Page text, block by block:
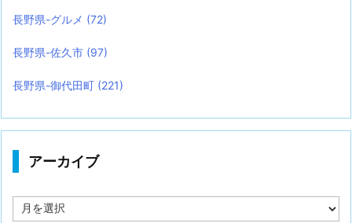
長野県-グルメ (72)
長野県-佐久市 (97)
長野県-御代田町 (221)
アーカイブ
ー